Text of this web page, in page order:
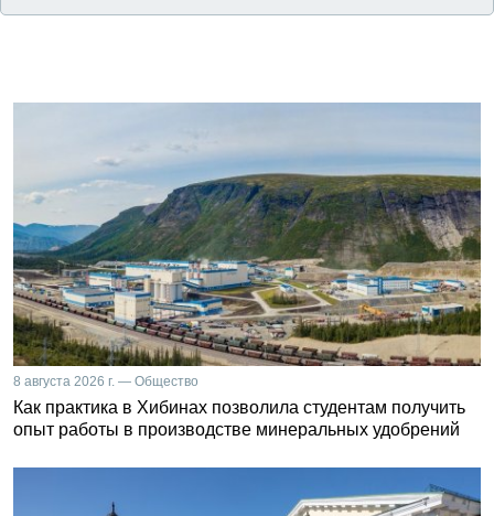
8 августа 2026 г. — Общество
Как практика в Хибинах позволила студентам получить
опыт работы в производстве минеральных удобрений